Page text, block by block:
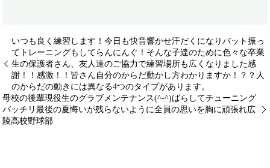
いつも良く練習します！今日も快音響かせ汗だくになりバット振っ
てトレーニングもしてらんにんぐ！そんな子達のために色々な卒業
生の保護者さん、友人達のご協力で練習場所も広くなりました感
謝！！感激！！皆さん自分のからだ動かし方わかりますか！？？人
のからだの動きには異なる4つのタイプがあります。
母校の後輩現役生のグラブメンテナンス(^-^)ばらしてチューニング
バッチリ最後の夏悔いが残らないように全員の思いを胸に頑張れ️広
陵高校野球部